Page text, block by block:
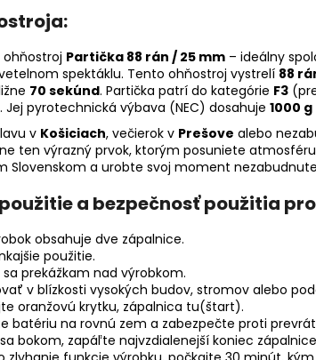
Partička 88 rán / 25 mm – ideálny
spektáklu. Tento ohňostroj vystrelí 88
70 sekúnd. Partička patrí do kategórie F3
Jej pyrotechnická výbava (NEC) dosahuje 1000 g
v Košiciach, večierok v Prešove alebo
ten výrazný prvok, ktorým posuniete
Slovenskom a urobte svoj moment
a bezpečnosť použitia
obsahuje dve zápalnice.
použitie.
prekážkam nad výrobkom.
v blízkosti vysokých budov, stromov alebo
oranžovú krytku, zápalnica tu(štart).
batériu na rovnú zem a zabezpečte proti
bokom, zapáľte najvzdialenejší koniec